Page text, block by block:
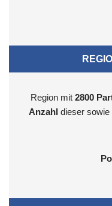
Region mit 2800
Anzahl dieser sowie